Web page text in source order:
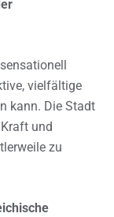
vielfältige
kann. Die Stadt
und
zu